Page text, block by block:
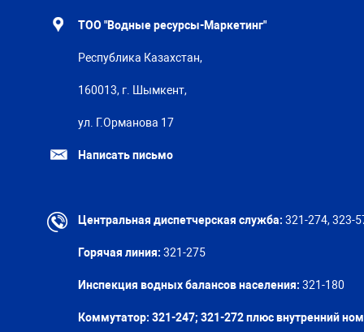
ТОО "Водные ресурсы-Маркетинг"
Республика Казахстан,
160013, г. Шымкент,
ул. Г.Орманова 17
Написать письмо
Центральная диспетчерская служба: 321-274, 323-
Горячая линия: 321-275
Инспекция водных балансов населения: 321-180
Коммутатор: 321-247; 321-272 плюс внутренний